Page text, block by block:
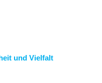
und Vielfalt